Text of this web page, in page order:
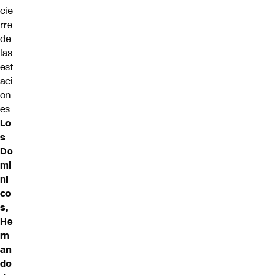
cie
rre
de
las
est
aci
on
es
Lo
s
Do
mi
ni
co
s,
He
rn
an
do